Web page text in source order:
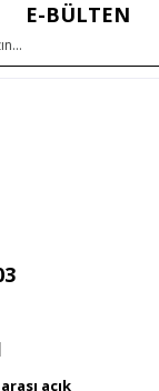
E-BÜLTEN
açık